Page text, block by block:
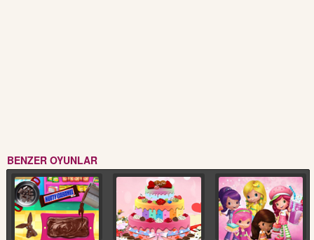
BENZER OYUNLAR